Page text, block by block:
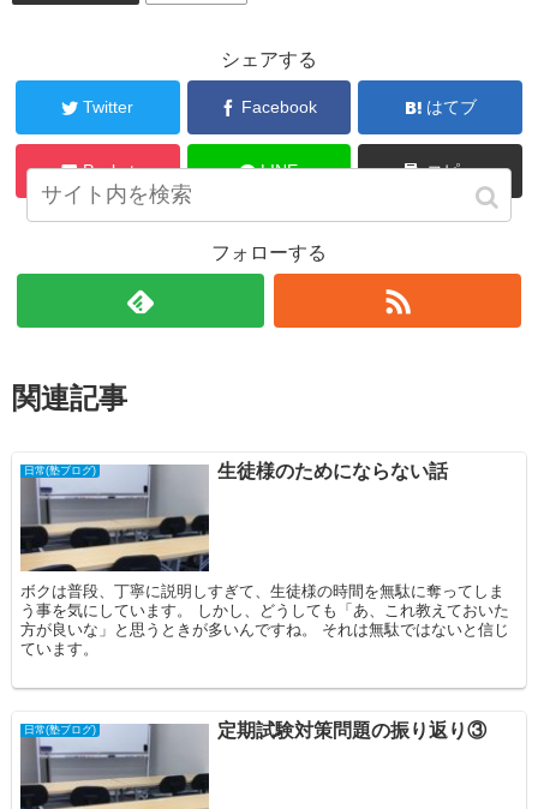
シェアする
Twitter Facebook はてブ
Pocket LINE コピー
フォローする
関連記事
日常(塾ブログ) 生徒様のためにならない話
ボクは普段、丁寧に説明しすぎて、生徒様の時間を無駄に奪ってしま
う事を気にしています。 しかし、どうしても「あ、これ教えておいた
方が良いな」と思うときが多いんですね。 それは無駄ではないと信じ
ています。
日常(塾ブログ) 定期試験対策問題の振り返り③